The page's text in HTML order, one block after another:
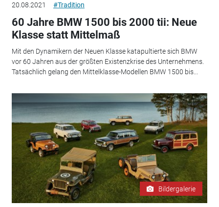
20.08.2021 #Tradition
60 Jahre BMW 1500 bis 2000 tii: Neue
Klasse statt Mittelmaß
Mit den Dynamikern der Neuen Klasse katapultierte sich BMW
vor 60 Jahren aus der größten Existenzkrise des Unternehmens.
Tatsächlich gelang den Mittelklasse-Modellen BMW 1500 bis...
Bildergalerie